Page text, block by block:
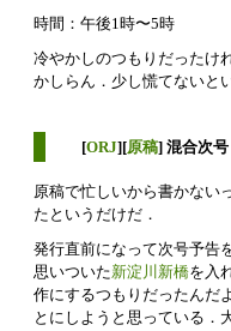
時間：午後1時〜5時
冷やかしのつもりだったけ
かしらん．少し慌てないと
[ORJ][原稿] 混合次号
原稿で忙しいから書かない
たというだけだ．
発行直前になって次号予告
思いついた新淀川新橋を入
作にするつもりだったんだ
とにしようと思っている．